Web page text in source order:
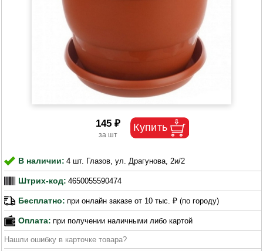
145 ₽
В наличии: 4 шт. Глазов, ул. Драгунова, 2и/2
Штрих-код: 4650055590474
Бесплатно: при онлайн заказе от 10 тыс. ₽ (по городу)
Оплата: при получении наличными либо картой
Нашли ошибку в карточке товара?